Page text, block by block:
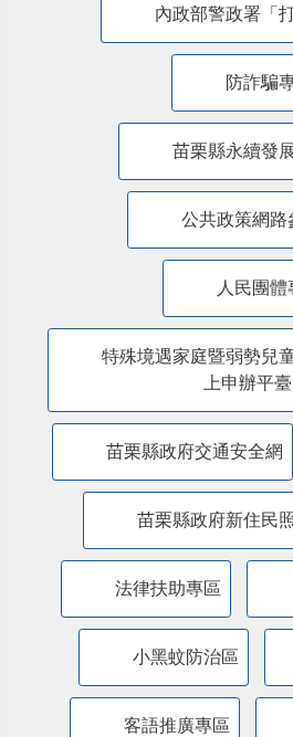
內政部警政署「
防詐騙
苗栗縣永續發
公共政策網路
人民團體
特殊境遇家庭暨弱勢兒
上申辦平臺
苗栗縣政府交通安全網
苗栗縣政府新住民
法律扶助專區
小黑蚊防治區
客語推廣專區